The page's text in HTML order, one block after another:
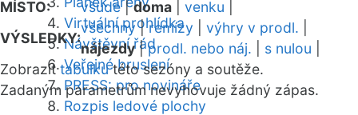
Virtuální prohlídka
Návštěvní řád
Veřejné bruslení
PRESS: pro novináře
Rozpis ledové plochy
MÍSTO:
všude|doma venku
VÝSLEDKY:
všechny|remízy výhry v prodl.
nájezdy|prodl. nebo náj. s nulou
Zobrazittabulkutéto sezóny a soutěže.
Zadaným parametrům nevyhovuje žádný zápas.